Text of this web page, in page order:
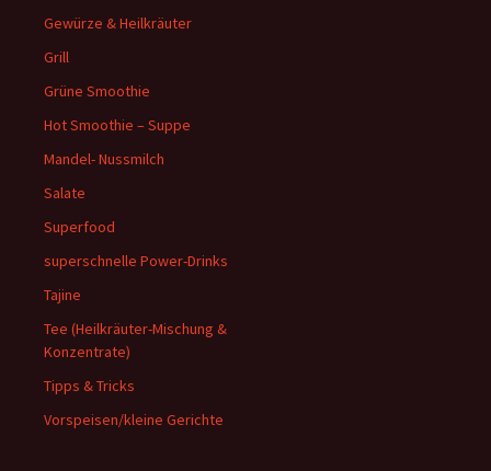
Gewürze & Heilkräuter
Grill
Grüne Smoothie
Hot Smoothie – Suppe
Mandel- Nussmilch
Salate
Superfood
superschnelle Power-Drinks
Tajine
Tee (Heilkräuter-Mischung &
Konzentrate)
Tipps & Tricks
Vorspeisen/kleine Gerichte